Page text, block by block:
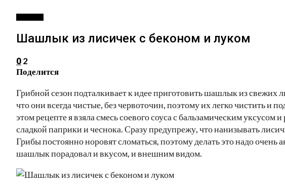
Шашлык из лисичек с беконом и луком
0 2
Поделится
Грибной сезон подталкивает к идее приготовить шашлык из свежих
что они всегда чистые, без червоточин, поэтому их легко чистить и
этом рецепте я взяла смесь соевого соуса с бальзамическим
сладкой паприки и чеснока. Сразу предупрежу, что нанизывать
Грибы постоянно норовят сломаться, поэтому делать это надо очень
шашлык порадовал и вкусом, и внешним видом.